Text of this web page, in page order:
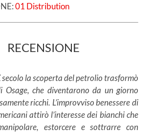
01 Distribution
RECENSIONE
secolo la scoperta del petrolio trasformò
Osage, che diventarono da un giorno
ricchi. L’improvviso benessere di
attirò l’interesse dei bianchi che
estorcere e sottrarre con